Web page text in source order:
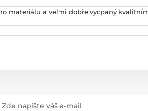
materiálu a velmi dobře vycpaný
Zde napište váš e-mail